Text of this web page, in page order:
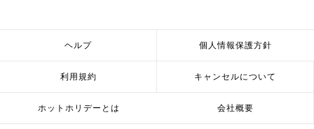
ヘルプ 個人情報保護方針
利用規約 キャンセルについて
ホットホリデーとは 会社概要